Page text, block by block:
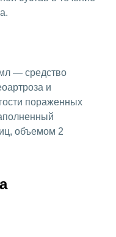
— средство
и
пораженных
объемом 2